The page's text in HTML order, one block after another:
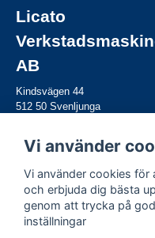
Licato
AB
Kindsvägen 44
512 50 Svenljunga
Mail:
info@licato.se
Information
Hyra maskiner
Sälja maskiner
Vi använder
Vi använder cookies för
och erbjuda dig bästa
genom att trycka på
inställningar